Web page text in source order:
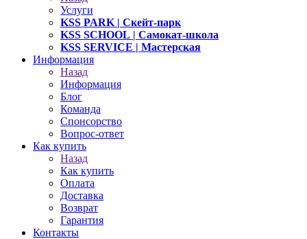
Услуги
KSS PARK | Скейт-парк
KSS SCHOOL | Самокат-школа
KSS SERVICE | Мастерская
Информация
Назад
Информация
Блог
Команда
Спонсорство
Вопрос-ответ
Как купить
Назад
Как купить
Оплата
Доставка
Возврат
Гарантия
Контакты